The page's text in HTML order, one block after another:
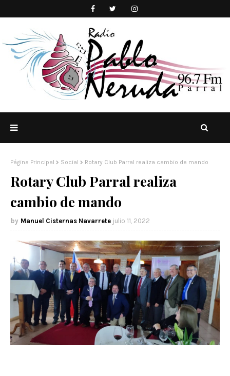
Página Principal Social Rotary Club Parral realiza cambio de mando
Rotary Club Parral realiza
cambio de mando
Manuel Cisternas Navarrete julio 11, 2022